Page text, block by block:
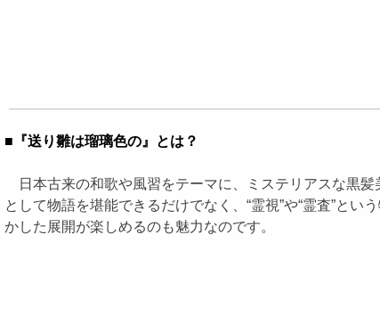
■『送り雛は瑠璃色の』とは？
日本古来の和歌や風習をテーマに、ミステリアスな黒
として物語を堪能できるだけでなく、“霊視”や“霊査”と
かした展開が楽しめるのも魅力なのです。